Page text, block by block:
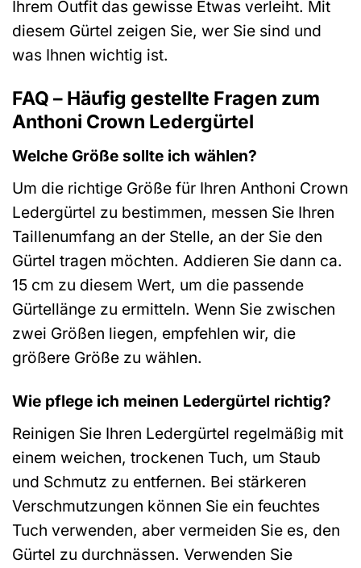
Ihrem Outfit das gewisse Etwas verleiht. Mit
diesem Gürtel zeigen Sie, wer Sie sind und
was Ihnen wichtig ist.
FAQ – Häufig gestellte Fragen zum
Anthoni Crown Ledergürtel
Welche Größe sollte ich wählen?
Um die richtige Größe für Ihren Anthoni Crown
Ledergürtel zu bestimmen, messen Sie Ihren
Taillenumfang an der Stelle, an der Sie den
Gürtel tragen möchten. Addieren Sie dann ca.
15 cm zu diesem Wert, um die passende
Gürtellänge zu ermitteln. Wenn Sie zwischen
zwei Größen liegen, empfehlen wir, die
größere Größe zu wählen.
Wie pflege ich meinen Ledergürtel richtig?
Reinigen Sie Ihren Ledergürtel regelmäßig mit
einem weichen, trockenen Tuch, um Staub
und Schmutz zu entfernen. Bei stärkeren
Verschmutzungen können Sie ein feuchtes
Tuch verwenden, aber vermeiden Sie es, den
Gürtel zu durchnässen. Verwenden Sie